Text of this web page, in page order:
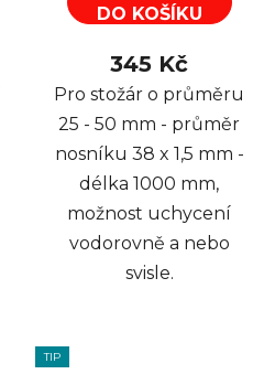
DO KOŠÍKU
345 Kč
Pro stožár o průměru
25 - 50 mm - průměr
nosníku 38 x 1,5 mm -
délka 1000 mm,
možnost uchycení
vodorovně a nebo
svisle.
TIP